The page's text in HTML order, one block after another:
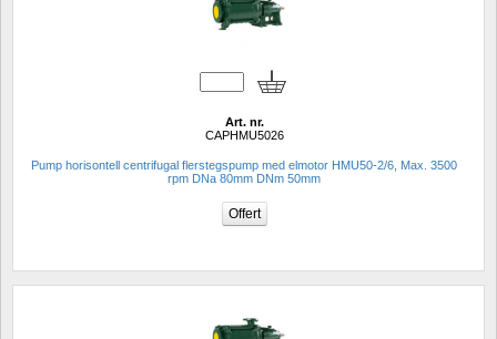
Art. nr.
CAPHMU5026
Pump horisontell centrifugal flerstegspump med elmotor HMU50-2/6, Max. 3500
rpm DNa 80mm DNm 50mm